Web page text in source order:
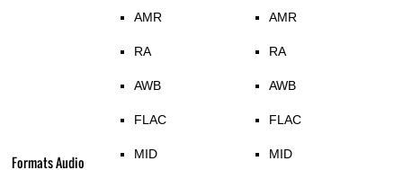
Formats Audio
AMR
RA
AWB
FLAC
MID
AMR
RA
AWB
FLAC
MID